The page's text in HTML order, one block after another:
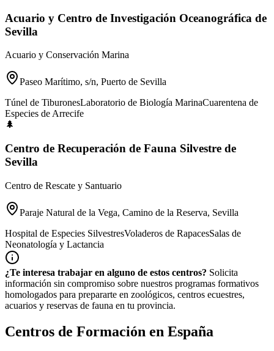
Acuario y Centro de Investigación Oceanográfica de
Sevilla
Acuario y Conservación Marina
Paseo Marítimo, s/n, Puerto de Sevilla
Túnel de TiburonesLaboratorio de Biología MarinaCuarentena de
Especies de Arrecife
🌲
Centro de Recuperación de Fauna Silvestre de
Sevilla
Centro de Rescate y Santuario
Paraje Natural de la Vega, Camino de la Reserva, Sevilla
Hospital de Especies SilvestresVoladeros de RapacesSalas de
Neonatología y Lactancia
¿Te interesa trabajar en alguno de estos centros? Solicita
información sin compromiso sobre nuestros programas formativos
homologados para prepararte en zoológicos, centros ecuestres,
acuarios y reservas de fauna en tu provincia.
Centros de Formación en España